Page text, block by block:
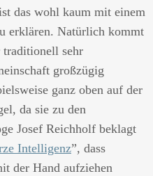
das wohl kaum mit einem
erklären. Natürlich kommt
traditionell sehr
großzügig
ganz oben auf der
da sie zu den
Josef Reichholf beklagt
Intelligenz”, dass
der Hand aufziehen